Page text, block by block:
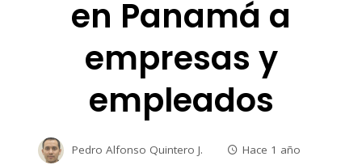
en Panamá a
empresas y
empleados
Pedro Alfonso Quintero J.
Hace 1 año